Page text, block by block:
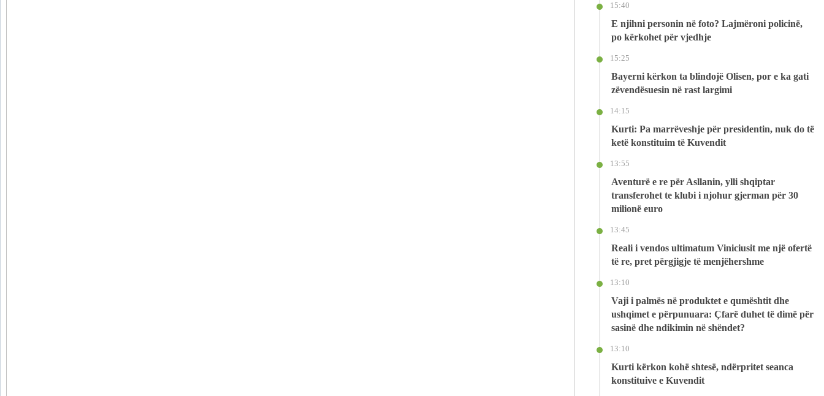
15:40
E njihni personin në foto? Lajmëroni policinë,
po kërkohet për vjedhje
15:25
Bayerni kërkon ta blindojë Olisen, por e ka gati
zëvendësuesin në rast largimi
14:15
Kurti: Pa marrëveshje për presidentin, nuk do të
ketë konstituim të Kuvendit
13:55
Aventurë e re për Asllanin, ylli shqiptar
transferohet te klubi i njohur gjerman për 30
milionë euro
13:45
Reali i vendos ultimatum Viniciusit me një ofertë
të re, pret përgjigje të menjëhershme
13:10
Vaji i palmës në produktet e qumështit dhe
ushqimet e përpunuara: Çfarë duhet të dimë për
sasinë dhe ndikimin në shëndet?
13:10
Kurti kërkon kohë shtesë, ndërpritet seanca
konstituive e Kuvendit